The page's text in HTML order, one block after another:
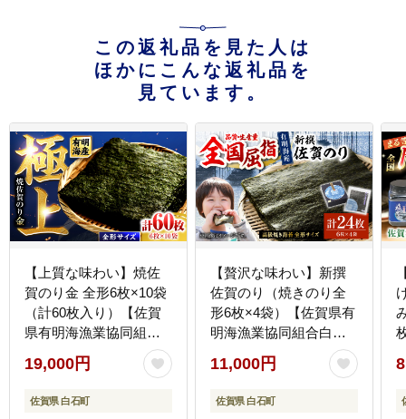
この返礼品を見た人は
ほかにこんな返礼品を
見ています。
【上質な味わい】焼佐
賀のり金 全形6枚×10袋
（計60枚入り）【佐賀
県有明海漁業協同組合
白石支所】海苔
[IAE005]
19,000円
佐賀県 白石町
【贅沢な味わい】新撰
佐賀のり（焼きのり全
形6枚×4袋）【佐賀県有
明海漁業協同組合白石
支所】海苔 [IAE002]
11,000円
佐賀県 白石町